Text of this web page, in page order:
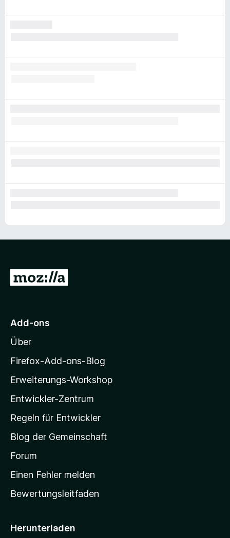
Z
M
z
i
l
a
-
t
a
r
s
i
Add-ons
Über
Firefox-Add-ons-Blog
Erweiterungs-Workshop
Entwickler-Zentrum
Regeln für Entwickler
Blog der Gemeinschaft
Forum
Einen Fehler melden
Bewertungsleitfaden
Herunterladen